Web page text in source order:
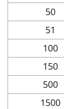
50
51
100
150
500
1500